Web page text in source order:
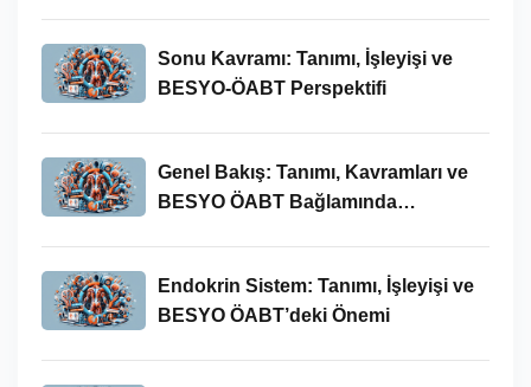
Sonu Kavramı: Tanımı, İşleyişi ve
BESYO-ÖABT Perspektifi
Genel Bakış: Tanımı, Kavramları ve
BESYO ÖABT Bağlamında
Endokrin Sistem: Tanımı, İşleyişi ve
BESYO ÖABT’deki Önemi